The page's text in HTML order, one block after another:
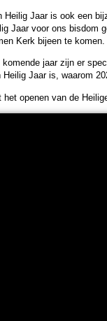
Heilig Jaar is ook een
Jaar voor ons bisdom
Kerk bijeen te komen.
ko­men­de jaar zijn er
Heilig Jaar is, waarom
het openen van de